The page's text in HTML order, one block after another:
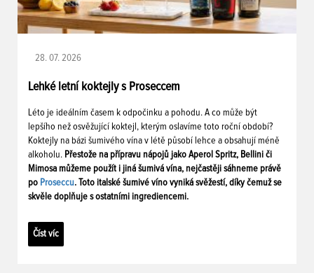
28. 07. 2026
Lehké letní koktejly s Proseccem
Léto je ideálním časem k odpočinku a pohodu. A co může být
lepšího než osvěžující koktejl, kterým oslavíme toto roční období?
Koktejly na bázi šumivého vína v létě působí lehce a obsahují méně
alkoholu. Přestože na přípravu nápojů jako Aperol Spritz, Bellini či
Mimosa můžeme použít i jiná šumivá vína, nejčastěji sáhneme právě
po Proseccu. Toto italské šumivé víno vyniká svěžestí, díky čemuž se
skvěle doplňuje s ostatními ingrediencemi.
Číst víc